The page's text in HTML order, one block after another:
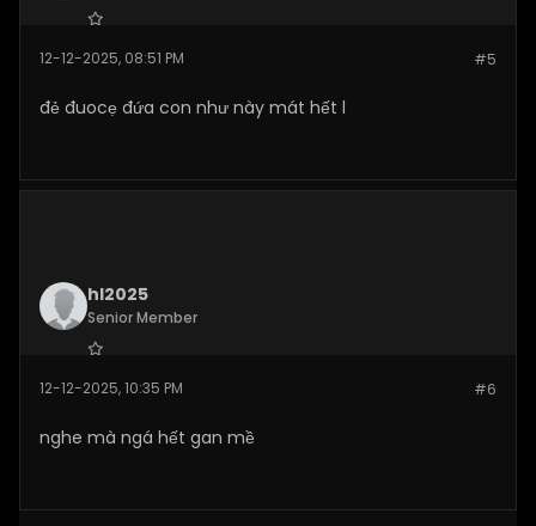
Posts:184 #5
12-12-2025, 08:51 PM
đẻ đuocẹ đứa con như này mát hết l
hl2025
Senior Member
Posts:149 #6
12-12-2025, 10:35 PM
nghe mà ngá hết gan mề